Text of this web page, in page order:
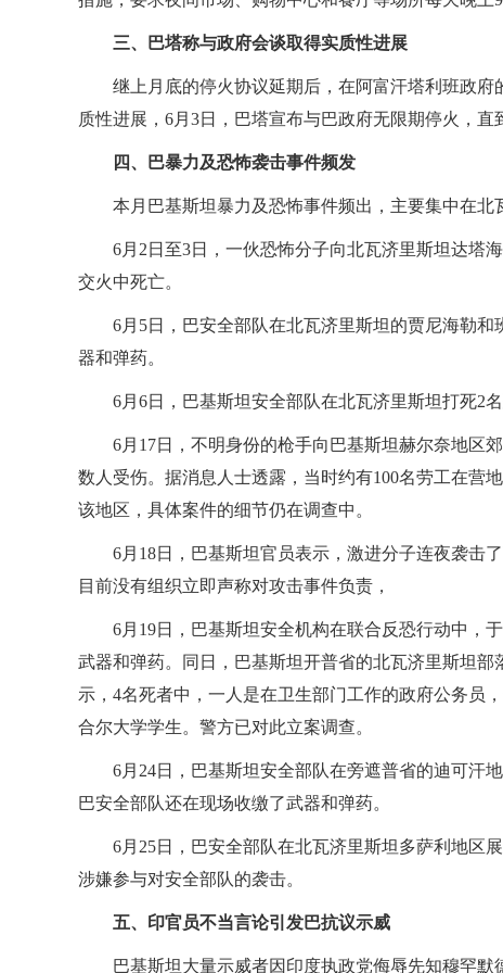
三、巴塔称与政府会谈取得实质性进展
继上月底的停火协议延期后，在阿富汗塔利班政
质性进展，6月3日，巴塔宣布与巴政府无限期停火，直
四、巴暴力及恐怖袭击事件频发
本月巴基斯坦暴力及恐怖事件频出，主要集中在北
6月2日至3日，一伙恐怖分子向北瓦济里斯坦达塔
交火中死亡。
6月5日，巴安全部队在北瓦济里斯坦的贾尼海勒
器和弹药。
6月6日，巴基斯坦安全部队在北瓦济里斯坦打死2
6月17日，不明身份的枪手向巴基斯坦赫尔奈地区
数人受伤。据消息人士透露，当时约有100名劳工在营
该地区，具体案件的细节仍在调查中。
6月18日，巴基斯坦官员表示，激进分子连夜袭击
目前没有组织立即声称对攻击事件负责，
6月19日，巴基斯坦安全机构在联合反恐行动中，
武器和弹药。同日，巴基斯坦开普省的北瓦济里斯坦
示，4名死者中，一人是在卫生部门工作的政府公务员
合尔大学学生。警方已对此立案调查。
6月24日，巴基斯坦安全部队在旁遮普省的迪可汗
巴安全部队还在现场收缴了武器和弹药。
6月25日，巴安全部队在北瓦济里斯坦多萨利地区
涉嫌参与对安全部队的袭击。
五、印官员不当言论引发巴抗议示威
巴基斯坦大量示威者因印度执政党侮辱先知穆罕